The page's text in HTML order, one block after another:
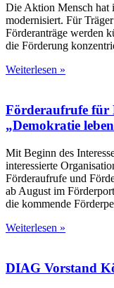
Die Aktion Mensch hat
modernisiert. Für
Förderanträge werden
die Förderung
Weiterlesen »
Förderaufrufe für
„Demokratie
Mit Beginn des
interessierte
Förderaufrufe und
ab August im
die kommende
Weiterlesen »
DIAG Vorstand